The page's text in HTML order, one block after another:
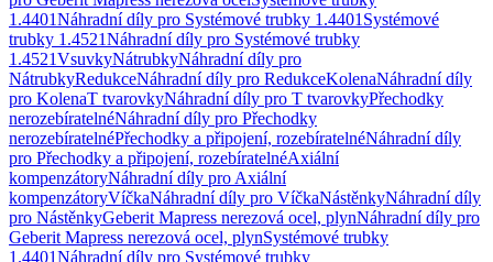
1.4401Náhradní díly pro Systémové trubky 1.4401 Systémové
trubky 1.4521Náhradní díly pro Systémové trubky
1.4521VsuvkyNátrubkyNáhradní díly pro
NátrubkyRedukceNáhradní díly pro RedukceKolenaNáhradní díly
pro KolenaT tvarovkyNáhradní díly pro T tvarovkyPřechodky
nerozebíratelnéNáhradní díly pro Přechodky
nerozebíratelnéPřechodky a připojení, rozebíratelnéNáhradní díly
pro Přechodky a připojení, rozebíratelnéAxiální
kompenzátoryNáhradní díly pro Axiální
kompenzátoryVíčkaNáhradní díly pro VíčkaNástěnkyNáhradní díly
pro NástěnkyGeberit Mapress nerezová ocel, plynNáhradní díly pro
Geberit Mapress nerezová ocel, plynSystémové trubky
1.4401Náhradní díly pro Systémové trubky